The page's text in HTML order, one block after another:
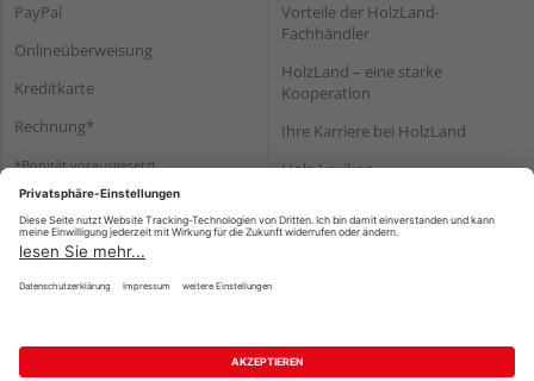
PayPal
Onlineüberweisung
Kreditkarte
Rechnung*
*Bonität vorausgesetzt
Vorteile der HolzLand-
Fachhändler
HolzLand – eine starke
Kooperation
Ihre Karriere bei HolzLand
Holz-Lexikon
Impressum Datenschutz
Nutzungsbedingungen